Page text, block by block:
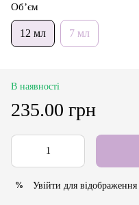
Об’єм
12 мл 7 мл
В наявності
235.00 грн
% Увійти для